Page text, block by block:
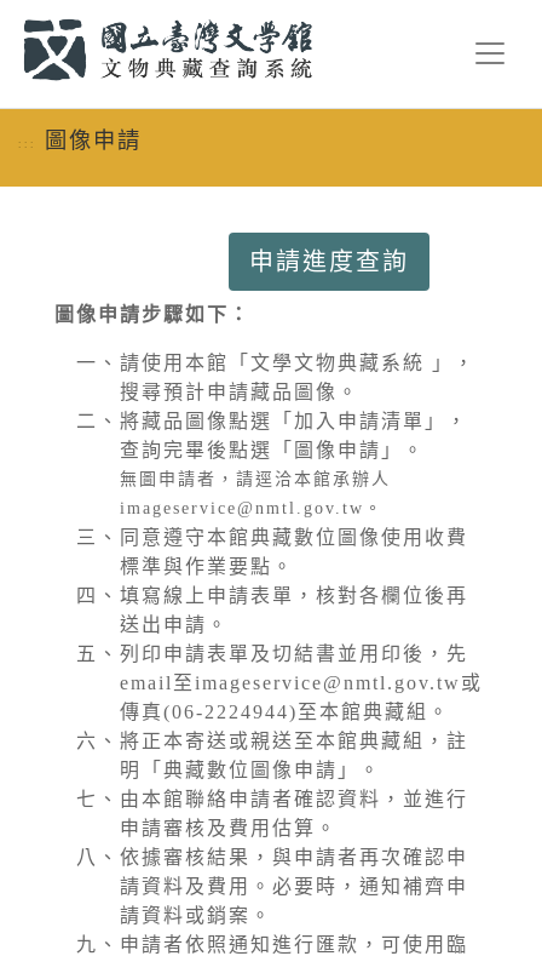
::: 圖像申請
申請進度查詢
圖像申請步驟如下：
一、 請使用本館「文學文物典藏系統 」，
搜尋預計申請藏品圖像。
二、 將藏品圖像點選「加入申請清單」，
查詢完畢後點選「圖像申請」。
無圖申請者，請逕洽本館承辦人
imageservice@nmtl.gov.tw。
三、
同意遵守本館典藏數位圖像使用收費
標準與作業要點。
四、 填寫線上申請表單，核對各欄位後再
送出申請。
五、 列印申請表單及切結書並用印後，先
email至imageservice@nmtl.gov.tw或
傳真(06-2224944)至本館典藏組。
六、 將正本寄送或親送至本館典藏組，註
明「典藏數位圖像申請」。
七、 由本館聯絡申請者確認資料，並進行
申請審核及費用估算。
八、 依據審核結果，與申請者再次確認申
請資料及費用。必要時，通知補齊申
請資料或銷案。
九、 申請者依照通知進行匯款，可使用臨